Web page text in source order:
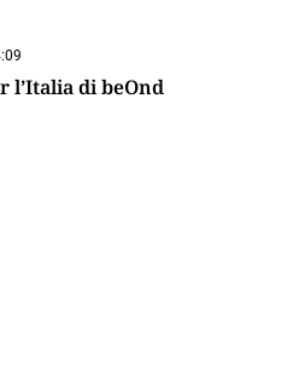
l’Italia di beOnd